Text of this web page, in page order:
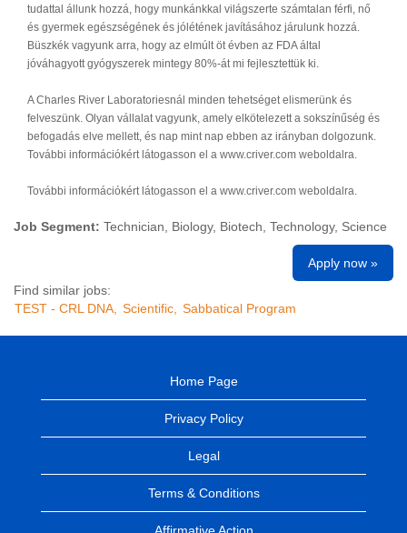
tudattal állunk hozzá, hogy munkánkkal világszerte számtalan férfi, nő
és gyermek egészségének és jólétének javításához járulunk hozzá.
Büszkék vagyunk arra, hogy az elmúlt öt évben az FDA által
jóváhagyott gyógyszerek mintegy 80%-át mi fejlesztettük ki.
A Charles River Laboratoriesnál minden tehetséget elismerünk és
felveszünk. Olyan vállalat vagyunk, amely elkötelezett a sokszínűség és
befogadás elve mellett, és nap mint nap ebben az irányban dolgozunk.
További információkért látogasson el a www.criver.com weboldalra.
További információkért látogasson el a www.criver.com weboldalra.
Job Segment: Technician, Biology, Biotech, Technology, Science
Apply now »
Find similar jobs:
TEST - CRL DNA,
Scientific, Sabbatical Program
Home Page
Privacy Policy
Legal
Terms & Conditions